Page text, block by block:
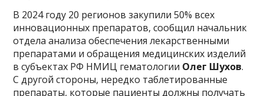
В 2024 году 20 регионов закупили 50% всех
инновационных препаратов, сообщил начальник
отдела анализа обеспечения лекарственными
препаратами и обращения медицинских изделий
в субъектах РФ НМИЦ гематологии Олег Шухов.
С другой стороны, нередко таблетированные
препараты, которые пациенты должны получать